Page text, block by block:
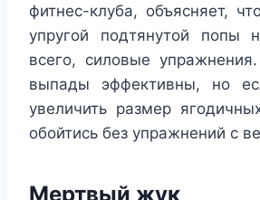
фитнес-клуба, объясняет,
упругой подтянутой попы
всего, силовые
выпады эффективны, но
увеличить размер
обойтись без упражнений с
Мертвый жук